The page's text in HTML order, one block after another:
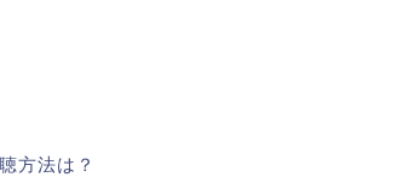
方法は？